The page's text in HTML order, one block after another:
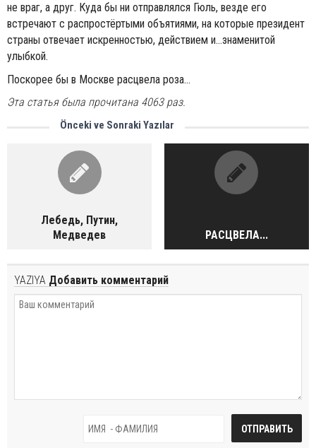
не враг, а друг. Куда бы ни отправлялся Гюль, везде его
встречают с распростёртыми объятиями, на которые президент
страны отвечает искренностью, действием и...знаменитой
улыбкой.
Поскорее бы в Москве расцвела роза...
Эта статья была прочитана 4063 раз.
Önceki ve Sonraki Yazılar
Лебедь, Путин,
Медведев
РАСЦВЕЛА...
YAZIYA Добавить комментарий